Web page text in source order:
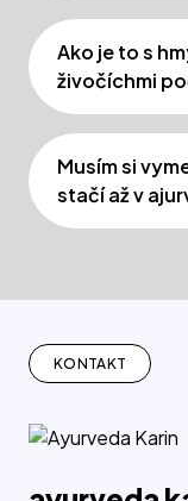
Ako je to s
živočíchmi
Musím si
stačí až v
KONTAKT